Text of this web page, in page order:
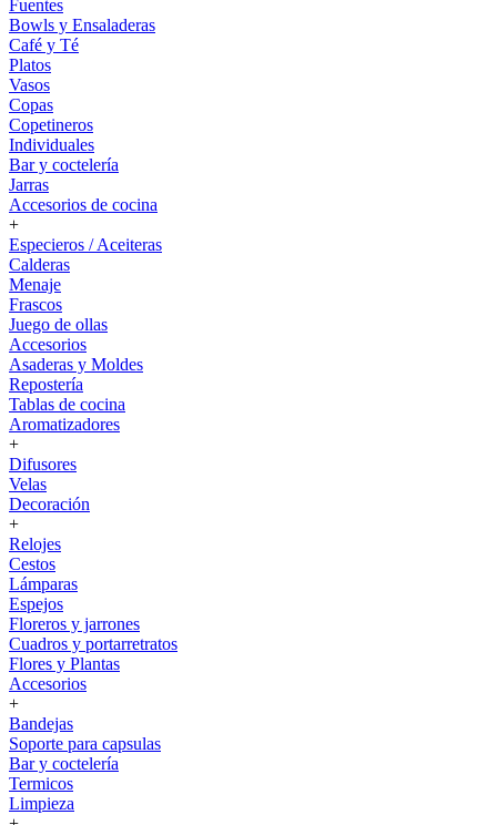
Fuentes
Bowls y Ensaladeras
Café y Té
Platos
Vasos
Copas
Copetineros
Individuales
Bar y coctelería
Jarras
Accesorios de cocina
+
Especieros / Aceiteras
Calderas
Menaje
Frascos
Juego de ollas
Accesorios
Asaderas y Moldes
Repostería
Tablas de cocina
Aromatizadores
+
Difusores
Velas
Decoración
+
Relojes
Cestos
Lámparas
Espejos
Floreros y jarrones
Cuadros y portarretratos
Flores y Plantas
Accesorios
+
Bandejas
Soporte para capsulas
Bar y coctelería
Termicos
Limpieza